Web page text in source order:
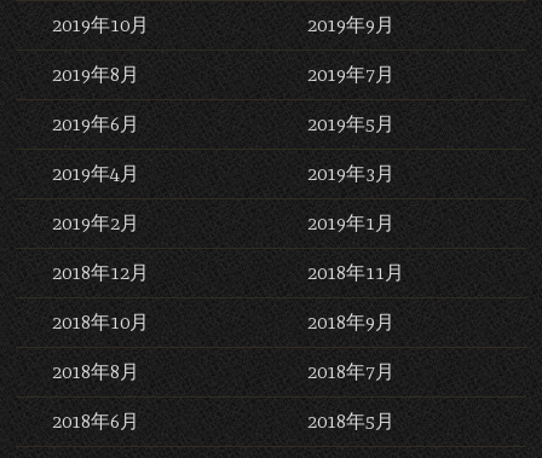
2019年10月 2019年9月
2019年8月 2019年7月
2019年6月 2019年5月
2019年4月 2019年3月
2019年2月 2019年1月
2018年12月 2018年11月
2018年10月 2018年9月
2018年8月 2018年7月
2018年6月 2018年5月